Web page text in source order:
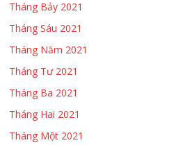
Tháng Bảy 2021
Tháng Sáu 2021
Tháng Năm 2021
Tháng Tư 2021
Tháng Ba 2021
Tháng Hai 2021
Tháng Một 2021